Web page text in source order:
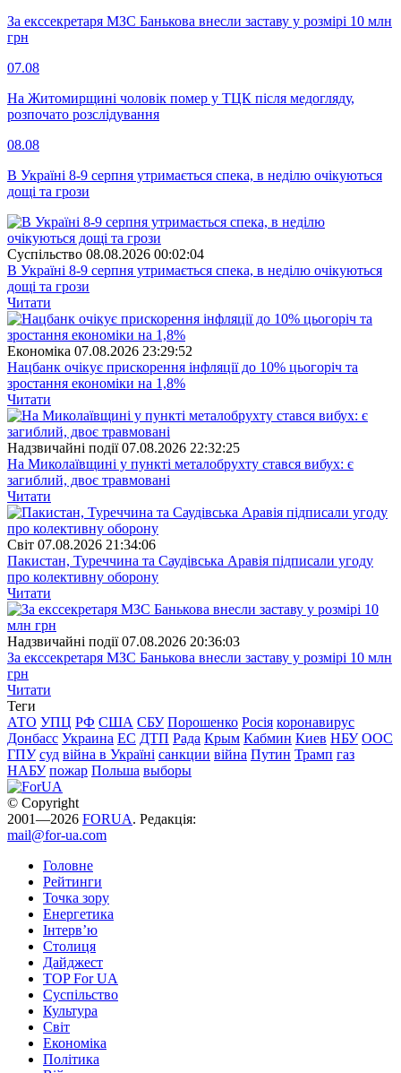
За екссекретаря МЗС Банькова внесли заставу у розмірі 10 млн
грн
07.08
На Житомирщині чоловік помер у ТЦК після медогляду,
розпочато розслідування
08.08
В Україні 8-9 серпня утримається спека, в неділю очікуються
дощі та грози
Суспiльство 08.08.2026 00:02:04
В Україні 8-9 серпня утримається спека, в неділю очікуються
дощі та грози
Читати
Економіка 07.08.2026 23:29:52
Нацбанк очікує прискорення інфляції до 10% цьогоріч та
зростання економіки на 1,8%
Читати
Надзвичайні події 07.08.2026 22:32:25
На Миколаївщині у пункті металобрухту стався вибух: є
загиблий, двоє травмовані
Читати
Свiт 07.08.2026 21:34:06
Пакистан, Туреччина та Саудівська Аравія підписали угоду
про колективну оборону
Читати
Надзвичайні події 07.08.2026 20:36:03
За екссекретаря МЗС Банькова внесли заставу у розмірі 10 млн
грн
Читати
Теги
АТО УПЦ РФ США СБУ Порошенко Росія коронавирус
Донбасс Украина ЕС ДТП Рада Крым Кабмин Киев НБУ ООС
ГПУ суд війна в Україні санкции війна Путин Трамп газ
НАБУ пожар Польша выборы
© Copyright
2001—2026 FORUA. Редакція:
mail@for-ua.com
Головне
Рейтинги
Точка зору
Енергетика
Інтерв’ю
Столиця
Дайджест
TOP For UA
Суспiльство
Культура
Світ
Економіка
Політика